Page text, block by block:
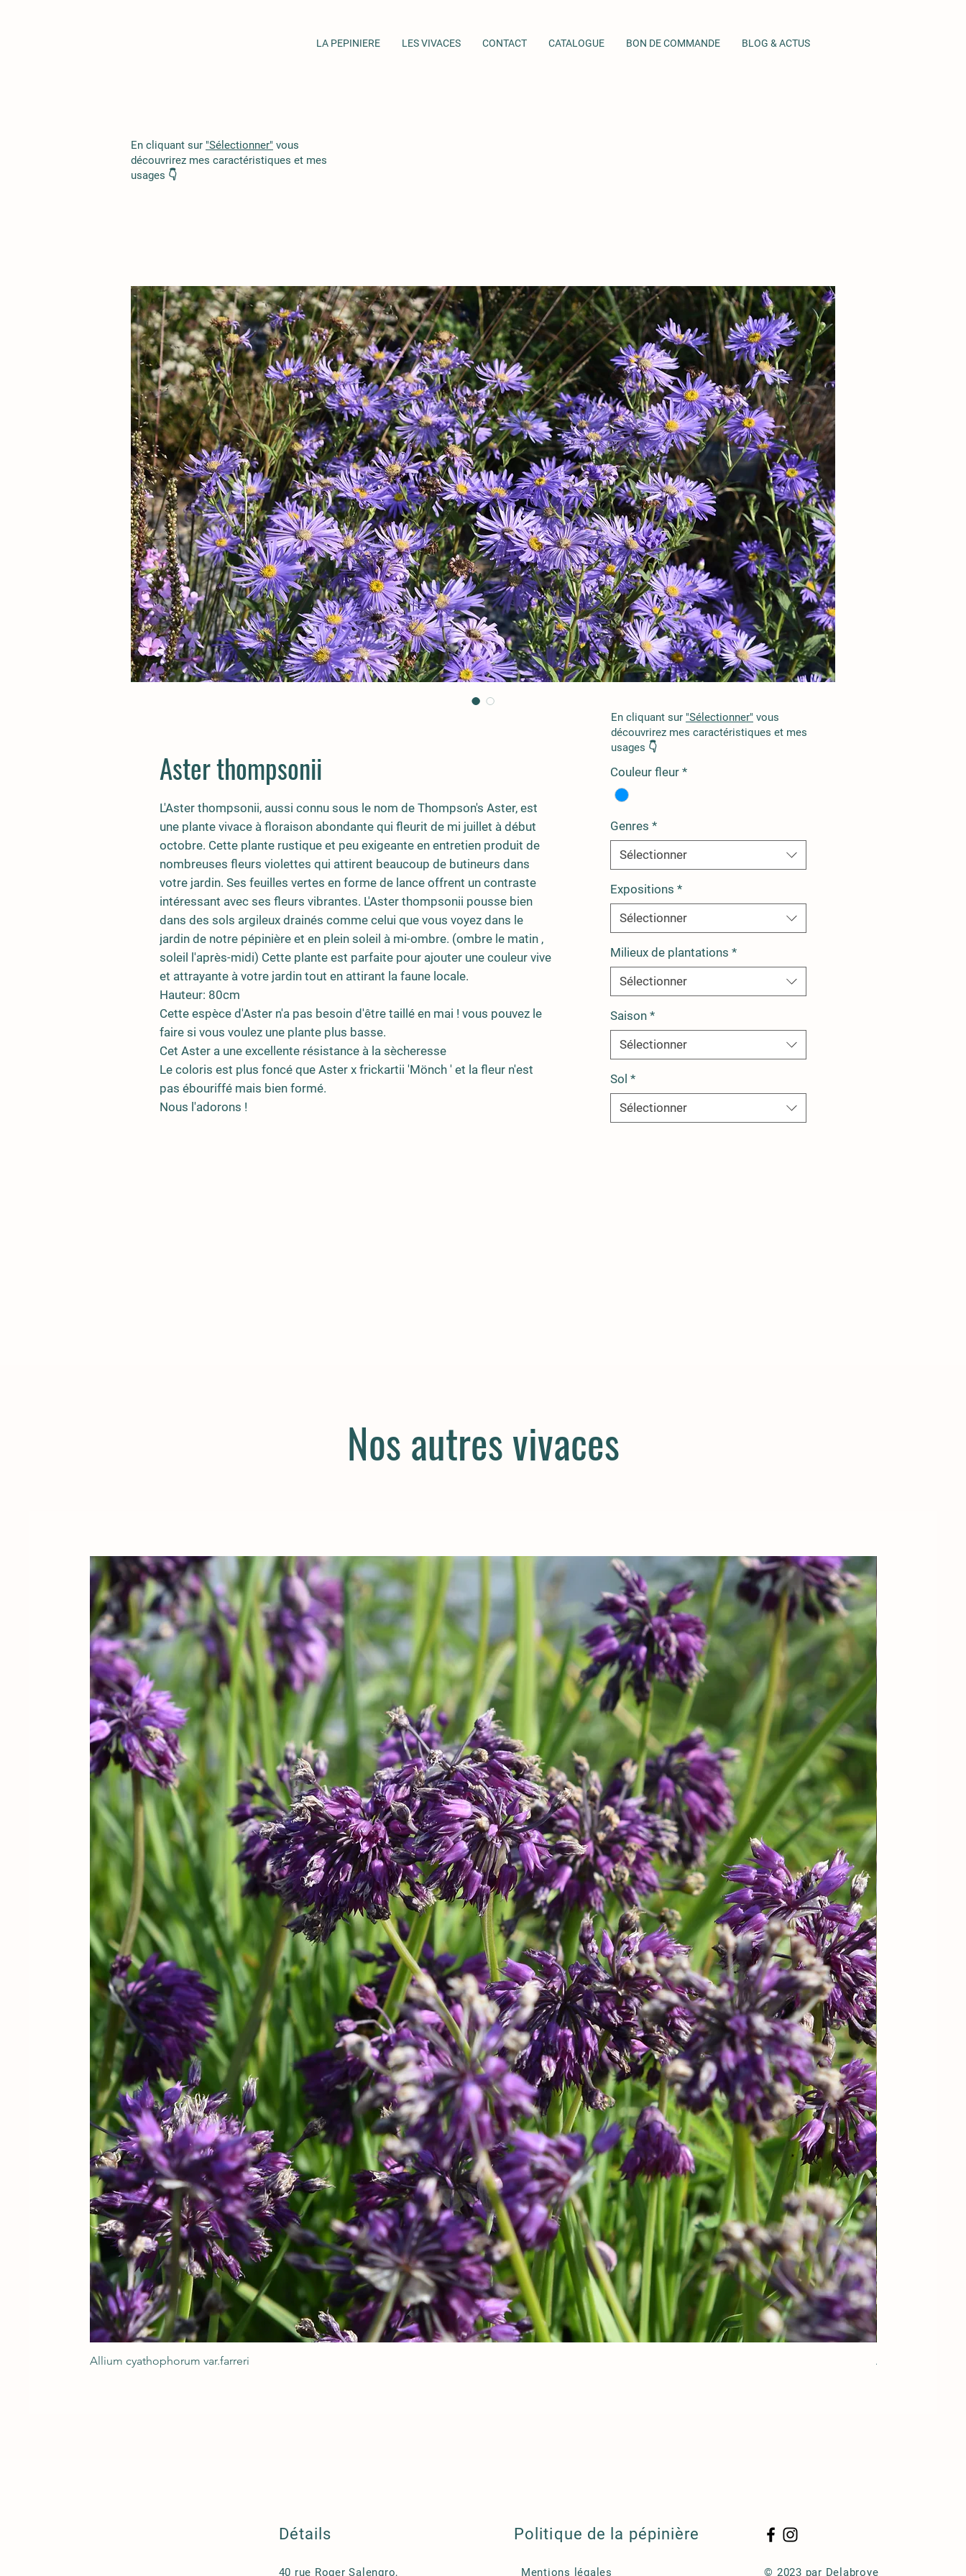
LA PEPINIERE LES VIVACES CONTACT CATALOGUE BON DE COMMANDE BLOG & ACTUS
En cliquant sur "Sélectionner" vous
découvrirez mes caractéristiques et mes
usages 👇
Aster thompsonii
L'Aster thompsonii, aussi connu sous le nom de Thompson's Aster, est
une plante vivace à floraison abondante qui fleurit de mi juillet à début
octobre. Cette plante rustique et peu exigeante en entretien produit de
nombreuses fleurs violettes qui attirent beaucoup de butineurs dans
votre jardin. Ses feuilles vertes en forme de lance offrent un contraste
intéressant avec ses fleurs vibrantes. L'Aster thompsonii pousse bien
dans des sols argileux drainés comme celui que vous voyez dans le
jardin de notre pépinière et en plein soleil à mi-ombre. (ombre le matin ,
soleil l'après-midi) Cette plante est parfaite pour ajouter une couleur vive
et attrayante à votre jardin tout en attirant la faune locale.
Hauteur: 80cm
Cette espèce d'Aster n'a pas besoin d'être taillé en mai ! vous pouvez le
faire si vous voulez une plante plus basse.
Cet Aster a une excellente résistance à la sècheresse
Le coloris est plus foncé que Aster x frickartii 'Mönch ' et la fleur n'est
pas ébouriffé mais bien formé.
Nous l'adorons !
Couleur fleur *
Genres *
Sélectionner
Expositions *
Sélectionner
Milieux de plantations *
Sélectionner
Saison *
Sélectionner
Sol *
Sélectionner
En cliquant sur "Sélectionner" vous
découvrirez mes caractéristiques et mes
usages 👇
Nos autres vivaces
Allium cyathophorum var.farreri Acorus
Détails
40 rue Roger Salengro,
Politique de la pépinière
Mentions légales © 2023 par Delabroye